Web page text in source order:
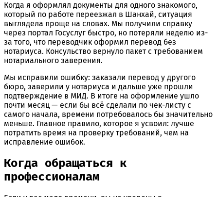
Когда я оформлял документы для одного знакомого,
который по работе переезжал в Шанхай, ситуация
выглядела проще на словах. Мы получили справку
через портал Госуслуг быстро, но потеряли неделю из-
за того, что переводчик оформил перевод без
нотариуса. Консульство вернуло пакет с требованием
нотариального заверения.
Мы исправили ошибку: заказали перевод у другого
бюро, заверили у нотариуса и дальше уже прошли
подтверждение в МИД. В итоге на оформление ушло
почти месяц — если бы всё сделали по чек-листу с
самого начала, времени потребовалось бы значительно
меньше. Главное правило, которое я усвоил: лучше
потратить время на проверку требований, чем на
исправление ошибок.
Когда обращаться к
профессионалам